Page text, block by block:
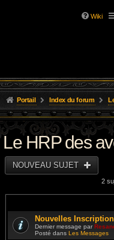
Wiki
Portail Index du forum Les
Le HRP des
NOUVEAU SUJET
2
Nouvelles
Dernier message par
Posté dans Les Messages